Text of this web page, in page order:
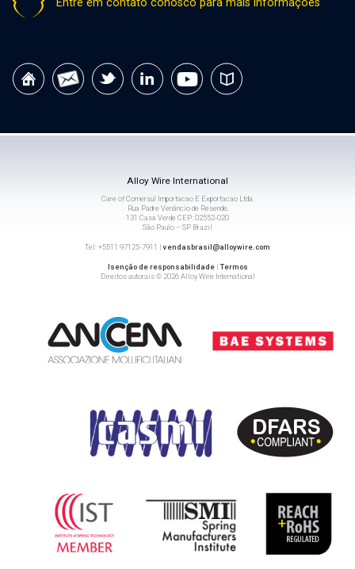
Alloy Wire International
Care of Comersul Importacao E Exportacao Ltda.
Rua Padre Venâncio de Resende,
131 Casa Verde CEP: 02552-020
São Paulo – SP Brazil
Tel: +5511 97125-7911 |vendasbrasil@alloywire.com
Isenção de responsabilidade|Termos
Direitos autorais © 2026 Alloy Wire International